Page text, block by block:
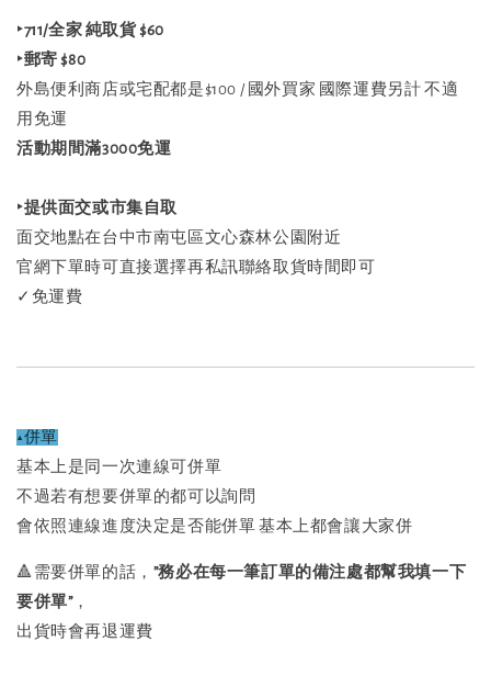
‣711/全家 純取貨 $60
‣郵寄 $80
外島便利商店或宅配都是$100 / 國外買家 國際運費另計 不適
用免運
活動期間滿3000免運
‣提供面交或市集自取
面交地點在台中市南屯區文心森林公園附近
官網下單時可直接選擇再私訊聯絡取貨時間即可
✓免運費
▲併單
基本上是同一次連線可併單
不過若有想要併單的都可以詢問
會依照連線進度決定是否能併單 基本上都會讓大家併
🔺需要併單的話， ”務必在每一筆訂單的備注處都幫我填一下
要併單”，
出貨時會再退運費